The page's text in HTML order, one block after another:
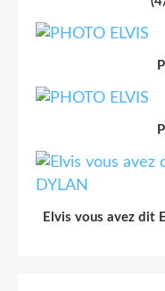
Elvis vous avez dit